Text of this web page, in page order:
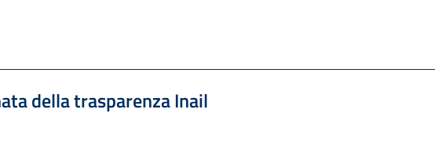
della trasparenza Inail
Formato PDF — Dimensione 585.86 kB